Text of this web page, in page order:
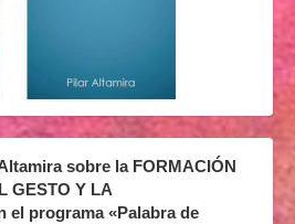
sobre la FORMACIÓN
GESTO Y LA
el programa «Palabra de